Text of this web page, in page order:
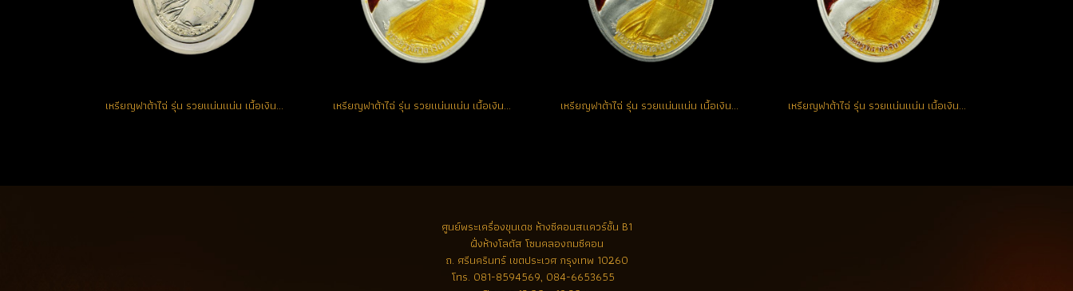
เหรียญฟาต้าไฉ่ รุ่น รวยแน่นแน่น เนื้อเงินไม่ตัดปีก จารมือหลวงพ่อ หมายเลข 90 (โทรถาม) เหรียญฟาต้าไฉ่ รุ่น รวยแน่นแน่น เนื้อเงินลงยาสีแดง หมายเลข 403 (โทรถาม) เหรียญฟาต้าไฉ่ รุ่น รวยแน่นแน่น เนื้อเงินลงยาสีแดง หมายเลข 205 (โทรถาม) เหรียญฟาต้าไฉ่ รุ่น รวยแน่นแน่น เนื้อเงินลงยาสีแดง หมายเลข 413 (โทรถาม)
ศูนย์พระเครื่องขุนเดช ห้างซีคอนสแควร์ชั้น B1
ฝั่งห้างโลตัส โซนคลองถมซีคอน
ถ. ศรีนครินทร์ เขตประเวศ กรุงเทพ 10260
โทร. 081-8594569, 084-6653655